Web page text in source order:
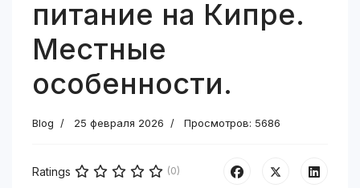
питание на Кипре.
Местные
особенности.
Blog 25 февраля 2026 Просмотров: 5686
Ratings (0)